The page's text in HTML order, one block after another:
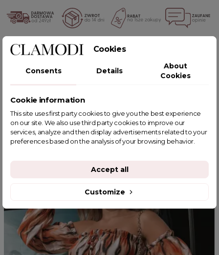
POWIĄZANE TAGI
YOU MIGHT ALSO LIKE
Cookies
Consents Details
About
Cookies
Cookie information
This site uses first party cookies to give you the best experience
on our site. We also use third party cookies to improve our
services, analyze and then display advertisements related to your
preferences based on the analysis of your browsing behavior.
Customize
Accept all